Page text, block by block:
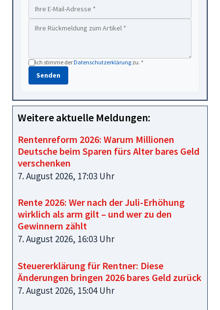
Ich stimme derDatenschutzerklärung zu. *
Senden
Weitere aktuelle Meldungen:
Rentenreform 2026: Warum Millionen
Deutsche beim Sparen fürs Alter bares Geld
verschenken
7. August 2026, 17:03 Uhr
Rente 2026: Wer nach der Juli-Erhöhung
wirklich als arm gilt – und wer zu den
Gewinnern zählt
7. August 2026, 16:03 Uhr
Steuererklärung für Rentner: Diese
Änderungen bringen 2026 bares Geld zurück
7. August 2026, 15:04 Uhr